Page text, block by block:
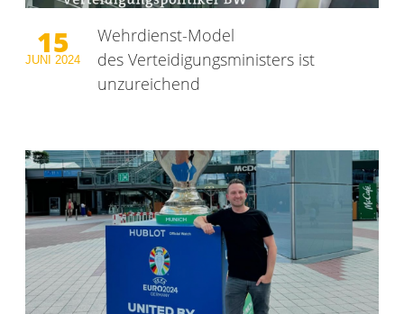
15
JUNI2024
Wehrdienst-Model
des Verteidigungsministers ist
unzureichend